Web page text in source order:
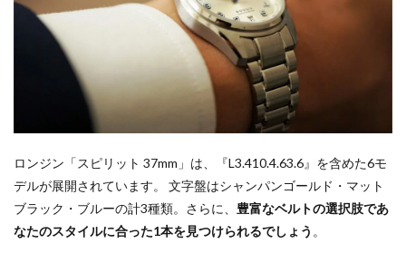
ロンジン「スピリット 37mm」は、『L3.410.4.63.6』を含めた6モ
デルが展開されています。 文字盤はシャンパンゴールド・マット
ブラック・ブルーの計3種類。さらに、 豊富なベルトの選択肢であ
なたのスタイルに合った1本を見つけられるでしょう 。